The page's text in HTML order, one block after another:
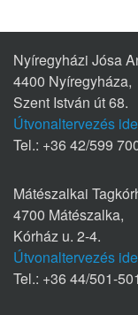
Nyíregyházi Jósa
4400 Nyíregyháza,
Szent István út 68.
Útvonaltervezés
Tel.: +36 42/599
Mátészalkai
4700 Mátészalka,
Kórház u. 2-4.
Útvonaltervezés
Tel.: +36 44/501-501